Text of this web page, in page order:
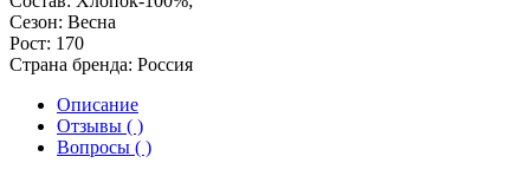
Сезон: Весна
Рост: 170
Страна бренда: Россия
Описание
Отзывы ( )
Вопросы ( )